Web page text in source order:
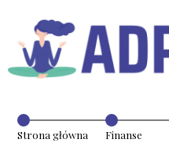
Strona główna Finanse